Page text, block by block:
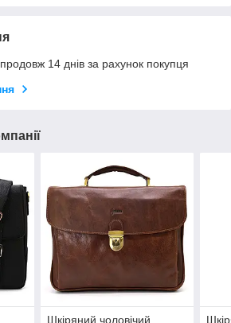
14 днів за рахунок покупця
Шкіряний чоловічий